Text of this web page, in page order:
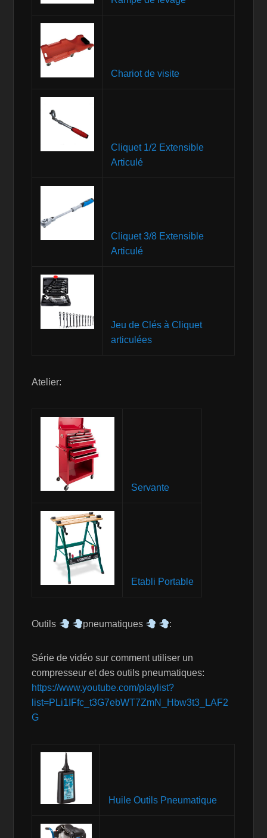
Chariot de visite
Cliquet 1/2 Extensible
Articulé
Cliquet 3/8 Extensible
Articulé
Jeu de Clés à Cliquet
articulées
Atelier:
Servante
Etabli Portable
Outils pneumatiques :
Série de vidéo sur comment utiliser un
compresseur et des outils pneumatiques:
https://www.youtube.com/playlist?
list=PLi1IFfc_t3G7ebWT7ZmN_Hbw3t3_LAF2
G
Huile Outils Pneumatique